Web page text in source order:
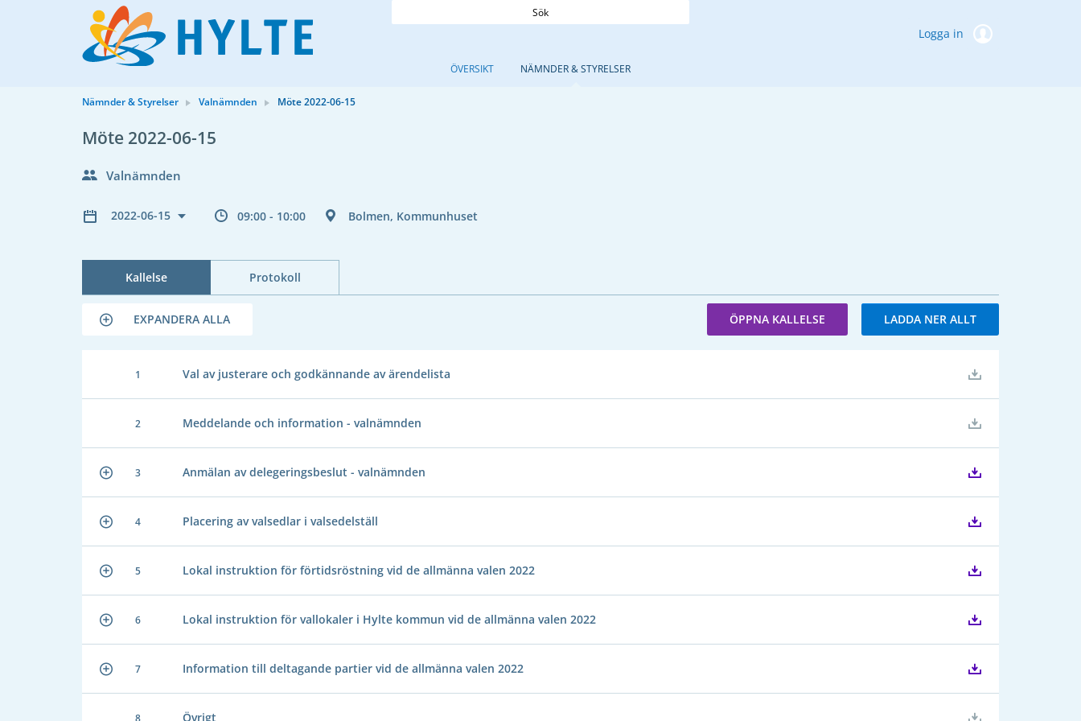
Sök
Logga in
ÖVERSIKT NÄMNDER & STYRELSER
Nämnder & Styrelser Valnämnden Möte 2022-06-15
Möte 2022-06-15
Valnämnden
2022-06-15 09:00 - 10:00 Bolmen, Kommunhuset
Kallelse Protokoll
EXPANDERA ALLA ÖPPNA KALLELSE LADDA NER ALLT
1 Val av justerare och godkännande av ärendelista
2 Meddelande och information - valnämnden
3 Anmälan av delegeringsbeslut - valnämnden
4 Placering av valsedlar i valsedelställ
5 Lokal instruktion för förtidsröstning vid de allmänna valen 2022
6 Lokal instruktion för vallokaler i Hylte kommun vid de allmänna valen 2022
7 Information till deltagande partier vid de allmänna valen 2022
8 Övrigt